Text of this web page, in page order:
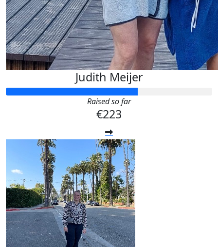
Judith Meijer
Raised so far
€223